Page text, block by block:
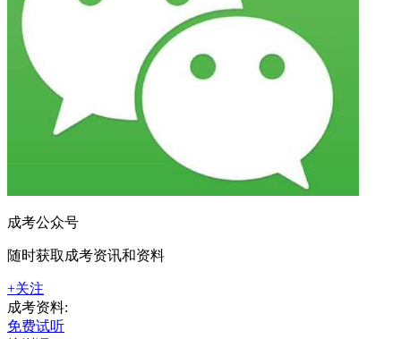
成考公众号
随时获取成考资讯和资料
+关注
成考资料:
免费试听